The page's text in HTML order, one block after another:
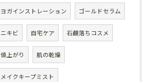
ヨガインストレーション ゴールドセラム
ニキビ 自宅ケア 石鹸落ちコスメ
値上がり 肌の乾燥
メイクキープミスト